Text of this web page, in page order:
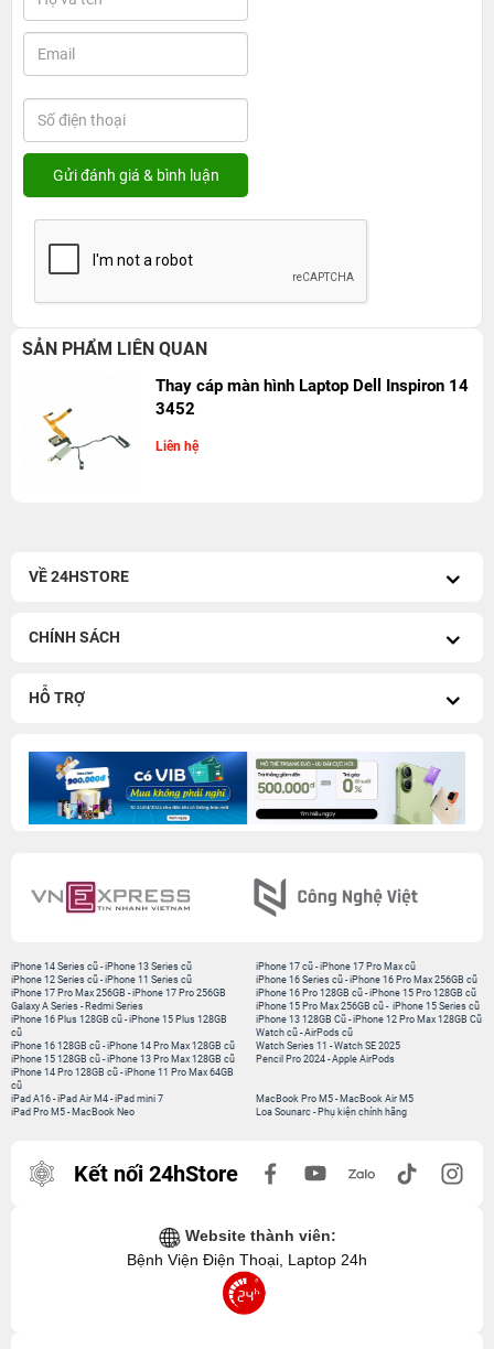
SẢN PHẨM LIÊN QUAN
Thay cáp màn hình Laptop Dell Inspiron 14
3452
Liên hệ
VỀ 24HSTORE
CHÍNH SÁCH
HỖ TRỢ
iPhone 14 Series cũ -iPhone 13 Series cũ
iPhone 12 Series cũ -iPhone 11 Series cũ
iPhone 17 Pro Max 256GB -iPhone 17 Pro 256GB
Galaxy A Series - Redmi Series
iPhone 17 cũ-iPhone 17 Pro Max cũ
iPhone 16 Series cũ- iPhone 16 Pro Max 256GB cũ
iPhone 16 Pro 128GB cũ-iPhone 15 Pro 128GB cũ
iPhone 15 Pro Max 256GB cũ- iPhone 15 Series cũ
iPhone 16 Plus 128GB cũ -iPhone 15 Plus 128GB
cũ
iPhone 16 128GB cũ -iPhone 14 Pro Max 128GB cũ
iPhone 15 128GB cũ -iPhone 13 Pro Max 128GB cũ
iPhone 14 Pro 128GB cũ -iPhone 11 Pro Max 64GB
cũ
iPhone 13 128GB Cũ-iPhone 12 Pro Max 128GB Cũ
Watch cũ-AirPods cũ
Watch Series 11 -Watch SE 2025
Pencil Pro 2024-Apple AirPods
iPad A16 -iPad Air M4 -iPad mini 7
iPad Pro M5 - MacBook Neo
MacBook Pro M5- MacBook Air M5
Loa Sounarc- Phụ kiện chính hãng
Kết nối 24hStore
Website thành viên:
Bệnh Viện Điện Thoại, Laptop 24h